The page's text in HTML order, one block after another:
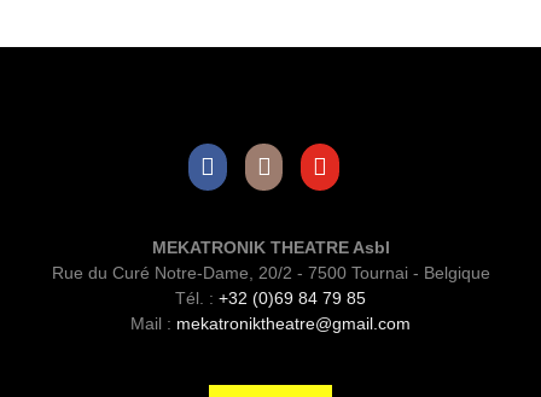
MEKATRONIK THEATRE Asbl
Rue du Curé Notre-Dame, 20/2 - 7500 Tournai - Belgique
Tél. : +32 (0)69 84 79 85
Mail : mekatroniktheatre@gmail.com